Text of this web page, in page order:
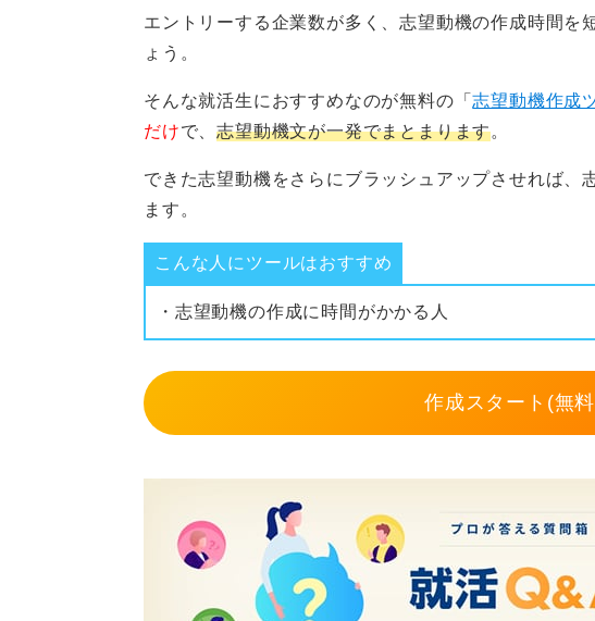
エントリーする企業数が多く、志望動機の作成時間を
ょう。
そんな就活生におすすめなのが無料の「志望動機作成
だけで、志望動機文が一発でまとまります。
できた志望動機をさらにブラッシュアップさせれば、
ます。
こんな人にツールはおすすめ
・志望動機の作成に時間がかかる人
作成スタート(無